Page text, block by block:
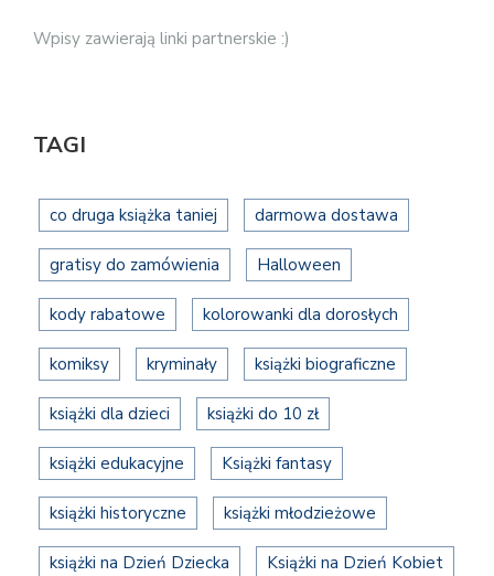
Wpisy zawierają linki partnerskie :)
TAGI
co druga książka taniej darmowa dostawa
gratisy do zamówienia Halloween
kody rabatowe kolorowanki dla dorosłych
komiksy kryminały książki biograficzne
książki dla dzieci książki do 10 zł
książki edukacyjne Książki fantasy
książki historyczne książki młodzieżowe
książki na Dzień Dziecka Książki na Dzień Kobiet